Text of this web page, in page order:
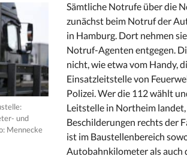
und
Mennecke
Sämtliche Notrufe über die
zunächst beim Notruf der
in Hamburg. Dort nehmen
Notruf-Agenten entgegen.
nicht, wie etwa vom Handy,
Einsatzleitstelle von
Polizei. Wer die 112 wählt
Leitstelle in Northeim
Beschilderungen rechts der
ist im Baustellenbereich
Autobahnkilometer als auch